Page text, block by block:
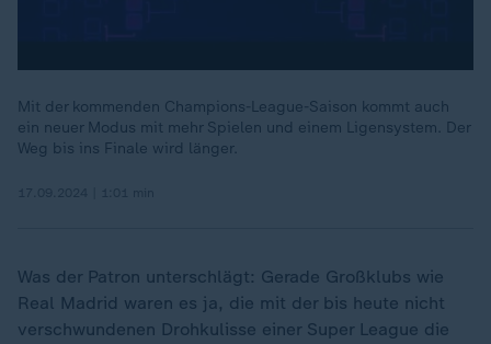
Mit der kommenden Champions-League-Saison kommt auch
ein neuer Modus mit mehr Spielen und einem Ligensystem. Der
Weg bis ins Finale wird länger.
Was der Patron unterschlägt: Gerade Großklubs wie
Real Madrid waren es ja, die mit der bis heute nicht
verschwundenen Drohkulisse einer Super League die